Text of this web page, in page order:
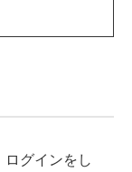
グインをし